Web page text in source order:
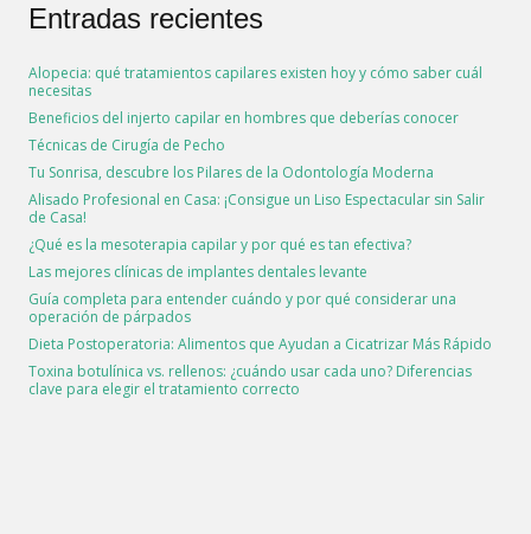
Entradas recientes
Alopecia: qué tratamientos capilares existen hoy y cómo saber cuál
necesitas
Beneficios del injerto capilar en hombres que deberías conocer
Técnicas de Cirugía de Pecho
Tu Sonrisa, descubre los Pilares de la Odontología Moderna
Alisado Profesional en Casa: ¡Consigue un Liso Espectacular sin Salir
de Casa!
¿Qué es la mesoterapia capilar y por qué es tan efectiva?
Las mejores clínicas de implantes dentales levante
Guía completa para entender cuándo y por qué considerar una
operación de párpados
Dieta Postoperatoria: Alimentos que Ayudan a Cicatrizar Más Rápido
Toxina botulínica vs. rellenos: ¿cuándo usar cada uno? Diferencias
clave para elegir el tratamiento correcto